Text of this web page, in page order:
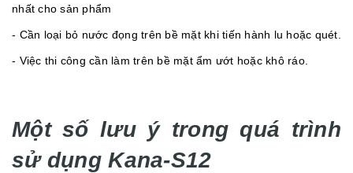
nhất cho sản phẩm
- Cần loại bỏ nước đọng trên bề mặt khi tiến hành lu hoặc quét.
- Việc thi công cần làm trên bề mặt ẩm ướt hoặc khô ráo.
Một số lưu ý trong quá trình
sử dụng Kana-S12